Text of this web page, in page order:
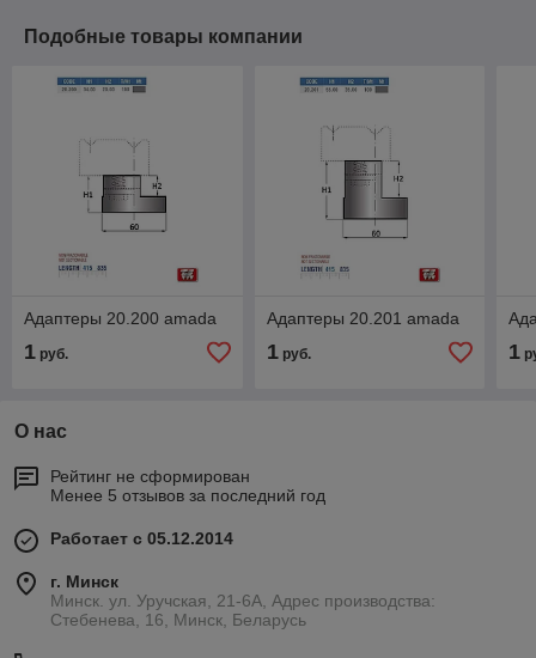
Подобные товары компании
Адаптеры 20.200 amada
1 руб.
Адаптеры 20.201 amada
1руб. 1
О нас
Рейтинг не сформирован
Менее 5 отзывов за последний год
Работает с 05.12.2014
г. Минск
Минск. ул. Уручская, 21-6А, Адрес производства:
Стебенева, 16, Минск, Беларусь